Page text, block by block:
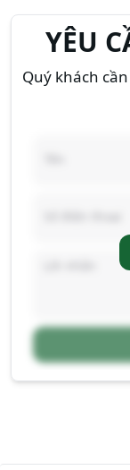
YÊU
Quý khách